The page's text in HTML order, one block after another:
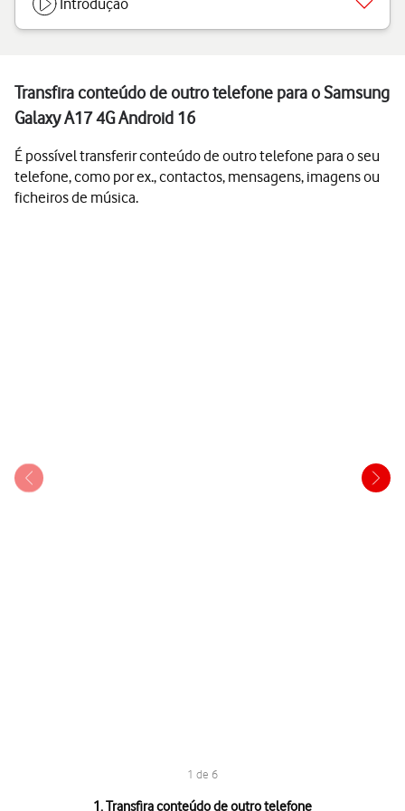
Introdução
Transfira conteúdo de outro telefone para o Samsung
Galaxy A17 4G Android 16
É possível transferir conteúdo de outro telefone para o seu
telefone, como por ex., contactos, mensagens, imagens ou
ficheiros de música.
1 de 6
1. Transfira conteúdo de outro telefone